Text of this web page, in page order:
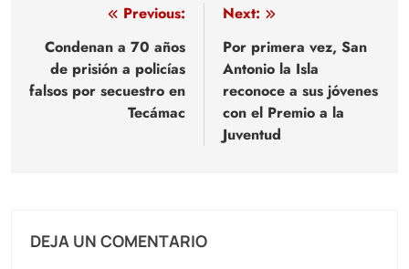
Navegación
de
entradas
Previous:
Condenan a 70 años
de prisión a policías
falsos por secuestro en
Tecámac
Next:
Por primera vez, San
Antonio la Isla
reconoce a sus jóvenes
con el Premio a la
Juventud
DEJA UN COMENTARIO